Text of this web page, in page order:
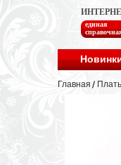
единая
Главная